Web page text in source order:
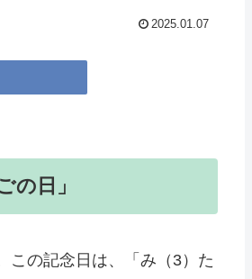
2025.01.07
の日」
この記念日は、「み（3）た